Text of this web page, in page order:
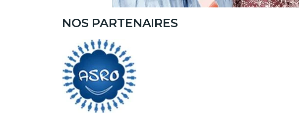
NOS PARTENAIRES